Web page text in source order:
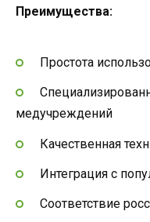
Преимущества:
Простота
медучреждений
Качественная
Интеграция с
Соответствие